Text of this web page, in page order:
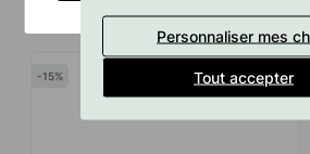
Produits
15
Personnaliser mes
Tout accepter